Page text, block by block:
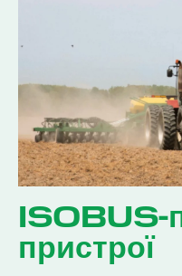
ISOBUS-
пристрої